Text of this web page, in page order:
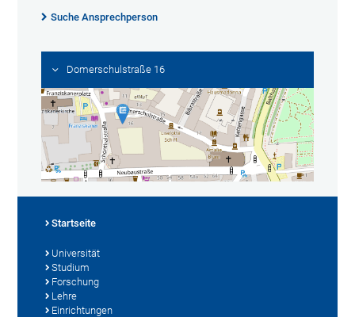
Suche Ansprechperson
Domerschulstraße 16
Startseite
Universität
Studium
Forschung
Lehre
Einrichtungen